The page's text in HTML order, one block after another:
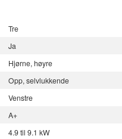
Tre
Ja
Hjørne, høyre
Opp, selvlukkende
Venstre
A+
4.9 til 9.1 kW